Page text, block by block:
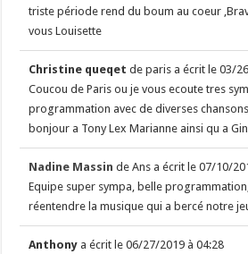
triste période rend du boum au coeur
vous Louisette
Christine queqetde paris a écrit le 03/
Coucou de Paris ou je vous ecoute tres
programmation avec de diverses
bonjour a Tony Lex Marianne ainsi qu a
Nadine Massin de Ans a écrit le 07/10/
Equipe super sympa, belle
réentendre la musique qui a bercé notre
Anthony a écrit le 06/27/2019 à 04:28